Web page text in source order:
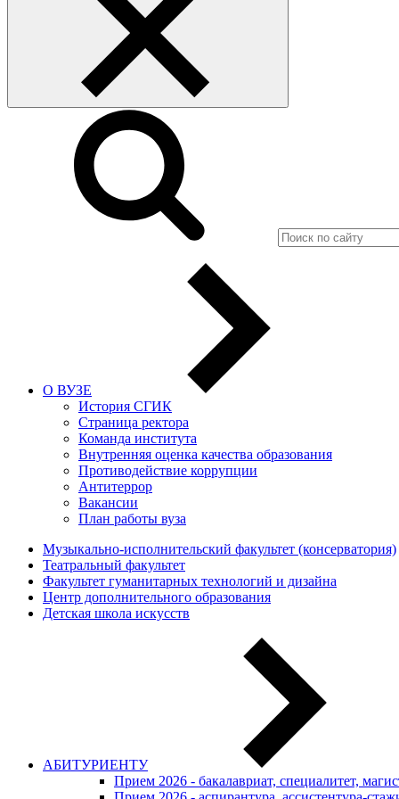
О ВУЗЕ
История СГИК
Страница ректора
Команда института
Внутренняя оценка качества образования
Противодействие коррупции
Антитеррор
Вакансии
План работы вуза
Музыкально-исполнительский факультет (консерватория)
Театральный факультет
Факультет гуманитарных технологий и дизайна
Центр дополнительного образования
Детская школа искусств
АБИТУРИЕНТУ
Прием 2026 - бакалавриат, специалитет,